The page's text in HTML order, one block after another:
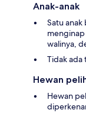
Anak-anak
Satu anak
walinya,
Tidak
Hewan
Hewan